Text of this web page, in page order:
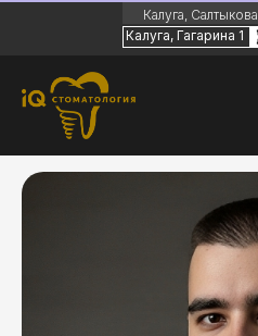
Часы
Пн-пт с 09:00
Калуга,
Калуга, Гагарина 1